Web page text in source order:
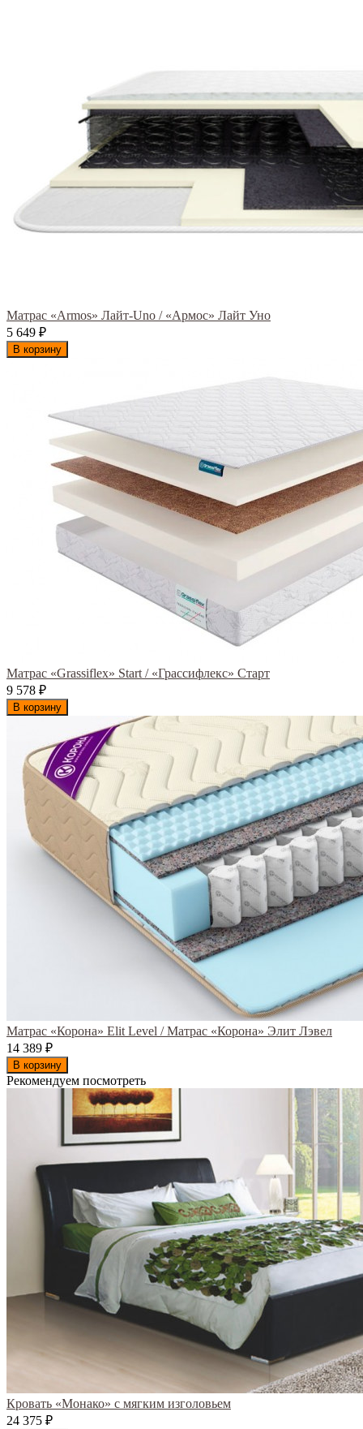
Матрас «Armos» Лайт-Uno / «Армос» Лайт Уно
5 649 ₽
В корзину
Матрас «Grassiflex» Start / «Грассифлекс» Старт
9 578 ₽
В корзину
Матрас «Корона» Elit Level / Матрас «Корона» Элит Лэвел
14 389 ₽
В корзину
Рекомендуем посмотреть
Кровать «Монако» с мягким изголовьем
24 375 ₽